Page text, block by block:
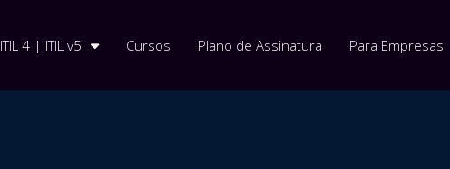
ITIL 4 | ITIL v5 Cursos Plano de Assinatura Para Empresas